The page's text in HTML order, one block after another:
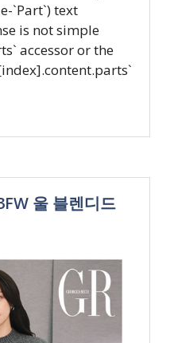
`Part`) text
is not simple
accessor or the
울 블렌디드